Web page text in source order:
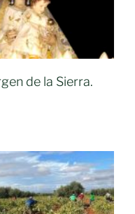
de la Sierra.